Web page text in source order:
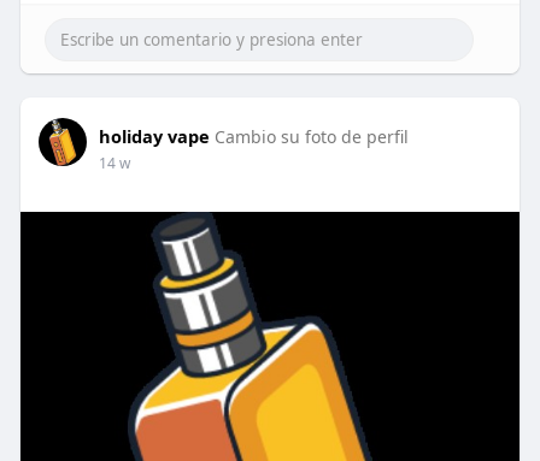
holiday vape Cambio su foto de perfil
14 w